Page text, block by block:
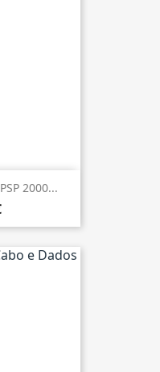
2000...